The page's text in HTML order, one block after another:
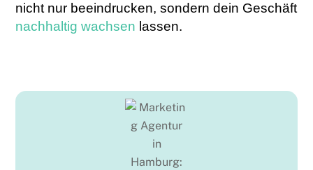
nicht nur beeindrucken, sondern dein Geschäft
nachhaltig wachsen lassen.